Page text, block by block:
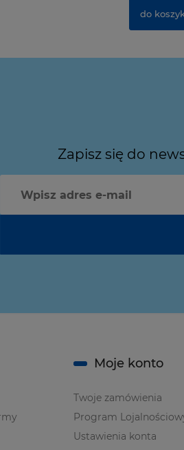
do
Zapisz się do
Moje konto
Twoje zamówienia
Program
Ustawienia konta